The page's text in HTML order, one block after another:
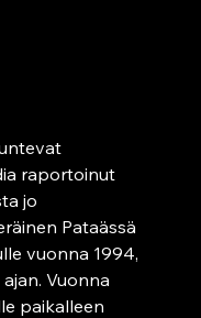
raportoinut
jo
Pataässä
vuonna 1994,
Vuonna
paikalleen